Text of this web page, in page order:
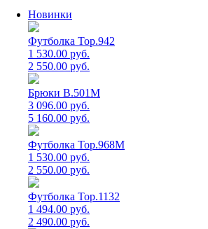
Новинки
Футболка Top.942
1 530.00 руб.
2 550.00 руб.
Брюки B.501M
3 096.00 руб.
5 160.00 руб.
Футболка Top.968M
1 530.00 руб.
2 550.00 руб.
Футболка Top.1132
1 494.00 руб.
2 490.00 руб.